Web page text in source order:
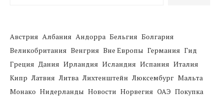
Австрия Албания Андорра Бельгия Болгария
Великобритания Венгрия Вне Европы Германия Гид
Греция Дания Ирландия Исландия Испания Италия
Кипр Латвия Литва Лихтенштейн Люксембург Мальта
Монако Нидерланды Новости Норвегия ОАЭ Покупка